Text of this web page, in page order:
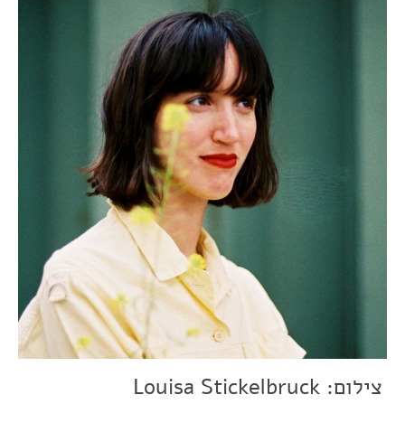
צילום: Louisa Stickelbruck